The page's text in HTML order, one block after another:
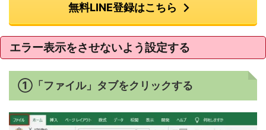
無料LINE登録はこちら
エラー表示をさせないよう設定する
①「ファイル」タブをクリックする